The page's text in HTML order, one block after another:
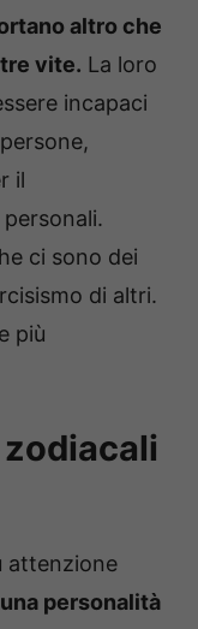
altro che
vite. La loro
incapaci
il
ci sono dei
di altri.
più
attenzione
personalità